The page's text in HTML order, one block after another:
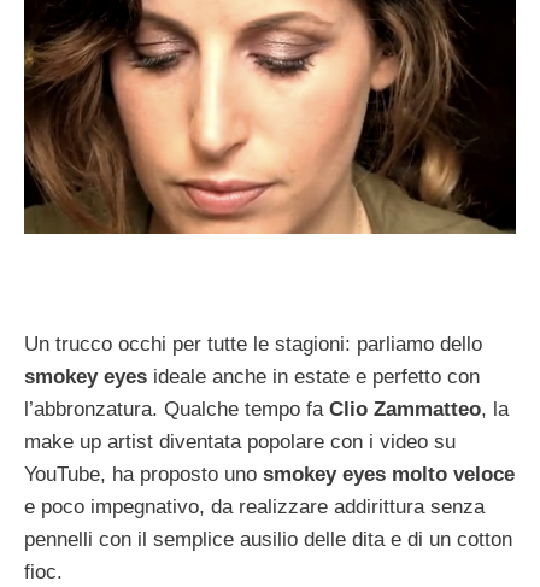
Un trucco occhi per tutte le stagioni: parliamo dello
smokey eyes ideale anche in estate e perfetto con
l’abbronzatura. Qualche tempo fa Clio Zammatteo, la
make up artist diventata popolare con i video su
YouTube, ha proposto uno smokey eyes molto veloce
e poco impegnativo, da realizzare addirittura senza
pennelli con il semplice ausilio delle dita e di un cotton
fioc.